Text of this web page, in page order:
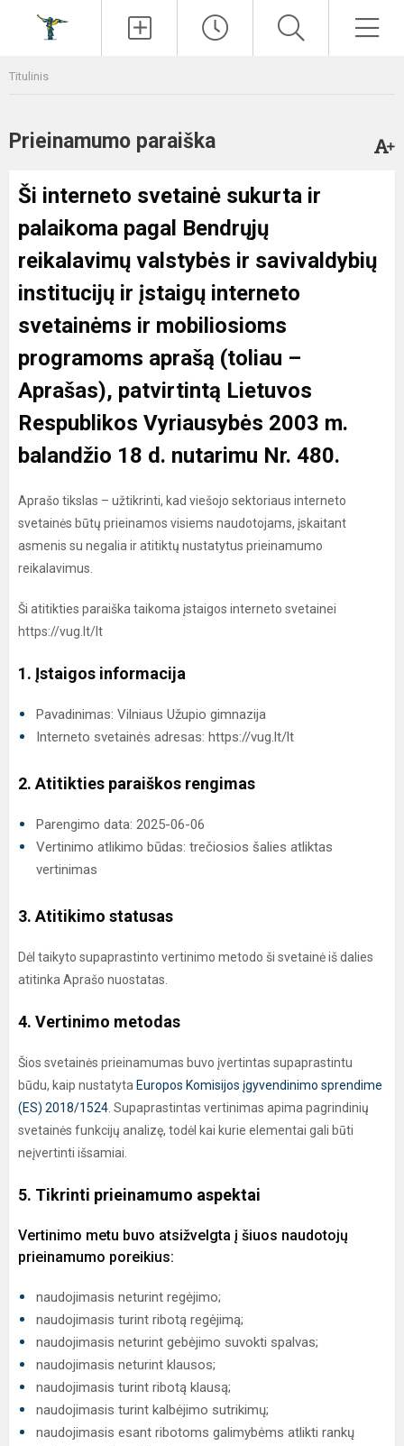
Titulinis
Prieinamumo paraiška
Ši interneto svetainė sukurta ir
palaikoma pagal Bendrųjų
reikalavimų valstybės ir savivaldybių
institucijų ir įstaigų interneto
svetainėms ir mobiliosioms
programoms aprašą (toliau –
Aprašas), patvirtintą Lietuvos
Respublikos Vyriausybės 2003 m.
balandžio 18 d. nutarimu Nr. 480.
Aprašo tikslas – užtikrinti, kad viešojo sektoriaus interneto
svetainės būtų prieinamos visiems naudotojams, įskaitant
asmenis su negalia ir atitiktų nustatytus prieinamumo
reikalavimus.
Ši atitikties paraiška taikoma įstaigos interneto svetainei
https://vug.lt/lt
1. Įstaigos informacija
Pavadinimas: Vilniaus Užupio gimnazija
Interneto svetainės adresas: https://vug.lt/lt
2. Atitikties paraiškos rengimas
Parengimo data: 2025-06-06
Vertinimo atlikimo būdas: trečiosios šalies atliktas
vertinimas
3. Atitikimo statusas
Dėl taikyto supaprastinto vertinimo metodo ši svetainė iš dalies
atitinka Aprašo nuostatas.
4. Vertinimo metodas
Šios svetainės prieinamumas buvo įvertintas supaprastintu
būdu, kaip nustatyta Europos Komisijos įgyvendinimo sprendime
(ES) 2018/1524 . Supaprastintas vertinimas apima pagrindinių
svetainės funkcijų analizę, todėl kai kurie elementai gali būti
neįvertinti išsamiai.
5. Tikrinti prieinamumo aspektai
Vertinimo metu buvo atsižvelgta į šiuos naudotojų
prieinamumo poreikius:
naudojimasis neturint regėjimo;
naudojimasis turint ribotą regėjimą;
naudojimasis neturint gebėjimo suvokti spalvas;
naudojimasis neturint klausos;
naudojimasis turint ribotą klausą;
naudojimasis turint kalbėjimo sutrikimų;
naudojimasis esant ribotoms galimybėms atlikti rankų